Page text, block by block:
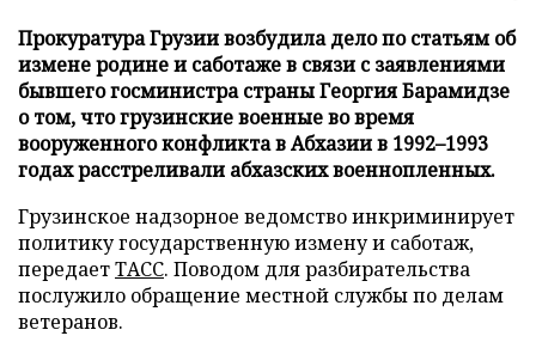
Прокуратура Грузии возбудила дело по статьям об
измене родине и саботаже в связи с заявлениями
бывшего госминистра страны Георгия Барамидзе
о том, что грузинские военные во время
вооруженного конфликта в Абхазии в 1992–1993
годах расстреливали абхазских военнопленных.
Грузинское надзорное ведомство инкриминирует
политику государственную измену и саботаж,
передаетТАСС. Поводом для разбирательства
послужило обращение местной службы по делам
ветеранов.